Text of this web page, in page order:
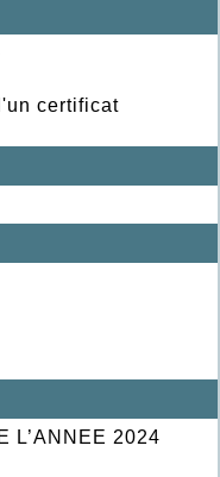
certificat
L’ANNEE 2024